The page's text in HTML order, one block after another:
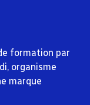
que les 3
formation par
organisme
marque